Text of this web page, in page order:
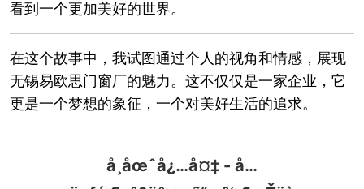
看到一个更加美好的世界。
在这个故事中，我试图通过个人的视角和情感，展现
无锡易欧思门窗厂的魅力。这不仅仅是一家企业，它
更是一个梦想的象征，一个对美好生活的追求。